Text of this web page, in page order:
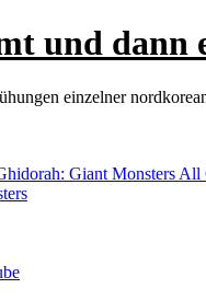
und
einzelner
Giant Monsters